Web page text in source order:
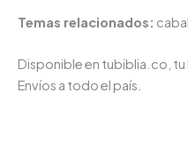
Temas relacionados:
Disponible en tubiblia.co, tu
Envíos a todo el país.